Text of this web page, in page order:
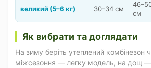
великий (5–6 кг) 30–34 см
см
Як вибрати та доглядати
На зиму беріть утеплений комбінезон
міжсезоння — легку модель, на дощ